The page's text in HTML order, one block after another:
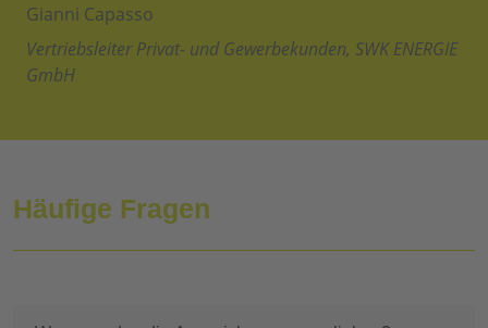
Gianni Capasso
Vertriebsleiter Privat- und Gewerbekunden, SWK ENERGIE
GmbH
Häufige Fragen